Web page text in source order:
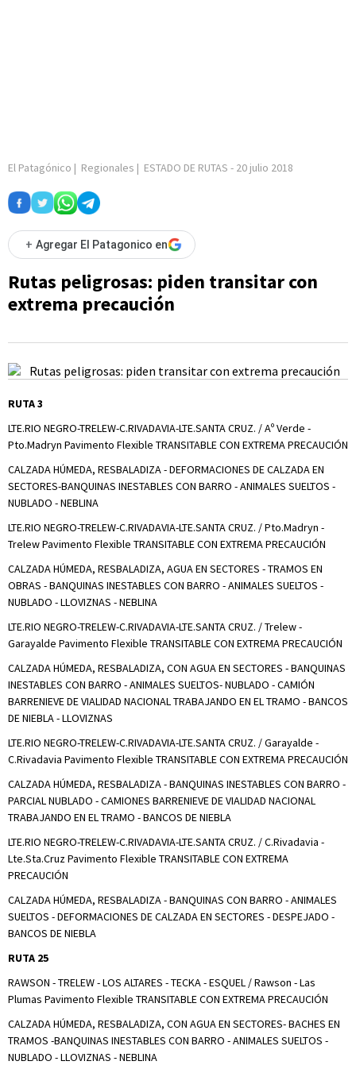
El Patagónico | Regionales | ESTADO DE RUTAS - 20 julio 2018
+ Agregar El Patagonico en
Rutas peligrosas: piden transitar con
extrema precaución
RUTA 3
LTE.RIO NEGRO-TRELEW-C.RIVADAVIA-LTE.SANTA CRUZ. / Aº Verde -
Pto.Madryn Pavimento Flexible TRANSITABLE CON EXTREMA PRECAUCIÓN
CALZADA HÚMEDA, RESBALADIZA - DEFORMACIONES DE CALZADA EN
SECTORES-BANQUINAS INESTABLES CON BARRO - ANIMALES SUELTOS -
NUBLADO - NEBLINA
LTE.RIO NEGRO-TRELEW-C.RIVADAVIA-LTE.SANTA CRUZ. / Pto.Madryn -
Trelew Pavimento Flexible TRANSITABLE CON EXTREMA PRECAUCIÓN
CALZADA HÚMEDA, RESBALADIZA, AGUA EN SECTORES - TRAMOS EN
OBRAS - BANQUINAS INESTABLES CON BARRO - ANIMALES SUELTOS -
NUBLADO - LLOVIZNAS - NEBLINA
LTE.RIO NEGRO-TRELEW-C.RIVADAVIA-LTE.SANTA CRUZ. / Trelew -
Garayalde Pavimento Flexible TRANSITABLE CON EXTREMA PRECAUCIÓN
CALZADA HÚMEDA, RESBALADIZA, CON AGUA EN SECTORES - BANQUINAS
INESTABLES CON BARRO - ANIMALES SUELTOS- NUBLADO - CAMIÓN
BARRENIEVE DE VIALIDAD NACIONAL TRABAJANDO EN EL TRAMO - BANCOS
DE NIEBLA - LLOVIZNAS
LTE.RIO NEGRO-TRELEW-C.RIVADAVIA-LTE.SANTA CRUZ. / Garayalde -
C.Rivadavia Pavimento Flexible TRANSITABLE CON EXTREMA PRECAUCIÓN
CALZADA HÚMEDA, RESBALADIZA - BANQUINAS INESTABLES CON BARRO -
PARCIAL NUBLADO - CAMIONES BARRENIEVE DE VIALIDAD NACIONAL
TRABAJANDO EN EL TRAMO - BANCOS DE NIEBLA
LTE.RIO NEGRO-TRELEW-C.RIVADAVIA-LTE.SANTA CRUZ. / C.Rivadavia -
Lte.Sta.Cruz Pavimento Flexible TRANSITABLE CON EXTREMA
PRECAUCIÓN
CALZADA HÚMEDA, RESBALADIZA - BANQUINAS CON BARRO - ANIMALES
SUELTOS - DEFORMACIONES DE CALZADA EN SECTORES - DESPEJADO -
BANCOS DE NIEBLA
RUTA 25
RAWSON - TRELEW - LOS ALTARES - TECKA - ESQUEL / Rawson - Las
Plumas Pavimento Flexible TRANSITABLE CON EXTREMA PRECAUCIÓN
CALZADA HÚMEDA, RESBALADIZA, CON AGUA EN SECTORES- BACHES EN
TRAMOS -BANQUINAS INESTABLES CON BARRO - ANIMALES SUELTOS -
NUBLADO - LLOVIZNAS - NEBLINA